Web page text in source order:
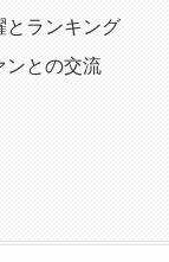
とランキング
ンとの交流